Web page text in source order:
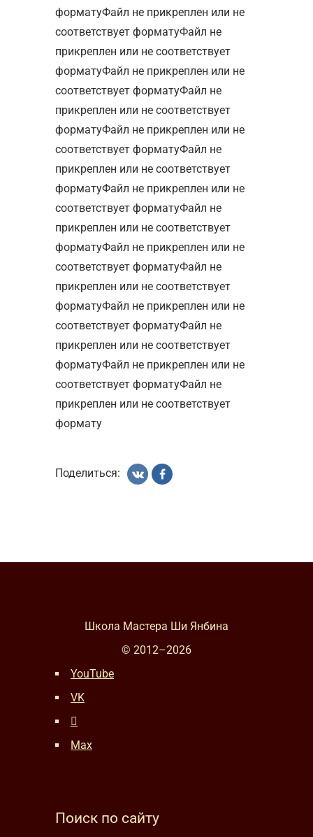
форматуФайл не прикреплен или не
соответствует форматуФайл не
прикреплен или не соответствует
форматуФайл не прикреплен или не
соответствует форматуФайл не
прикреплен или не соответствует
форматуФайл не прикреплен или не
соответствует форматуФайл не
прикреплен или не соответствует
форматуФайл не прикреплен или не
соответствует форматуФайл не
прикреплен или не соответствует
форматуФайл не прикреплен или не
соответствует форматуФайл не
прикреплен или не соответствует
форматуФайл не прикреплен или не
соответствует форматуФайл не
прикреплен или не соответствует
форматуФайл не прикреплен или не
соответствует форматуФайл не
прикреплен или не соответствует
формату
Поделиться:
Школа Мастера Ши Янбина
© 2012–2026
YouTube
VK
Max
Поиск по сайту